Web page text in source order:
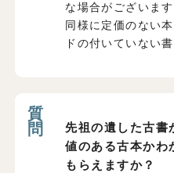
な場合がございま
同様に定価のない
ドの付いていない
先祖の遺した古書
値のある古本かわ
もらえますか？